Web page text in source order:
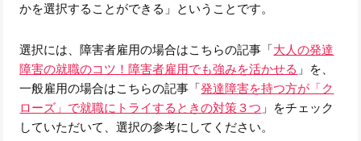
かを選択することができる」ということです。
選択には、障害者雇用の場合はこちらの記事「大人の発達
障害の就職のコツ！障害者雇用でも強みを活かせる 」を、
一般雇用の場合はこちらの記事「発達障害を持つ方が「ク
ローズ」で就職にトライするときの対策３つ 」をチェック
していただいて、選択の参考にしてください。